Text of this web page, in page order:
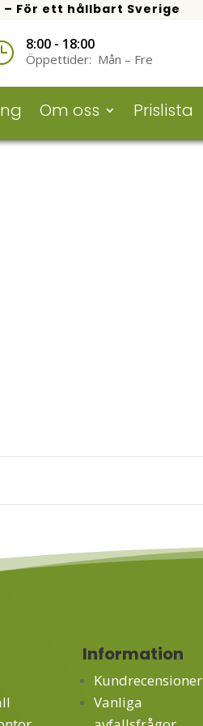
För ett hållbart Sverige
8:00 - 18:00
Öppettider: Mån – Fre
Om oss Prislista
Information
Kundrecensioner
Vanliga